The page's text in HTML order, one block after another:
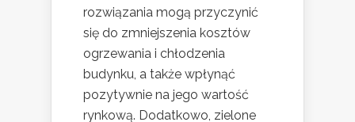
rozwiązania mogą przyczynić
się do zmniejszenia kosztów
ogrzewania i chłodzenia
budynku, a także wpłynąć
pozytywnie na jego wartość
rynkową. Dodatkowo, zielone